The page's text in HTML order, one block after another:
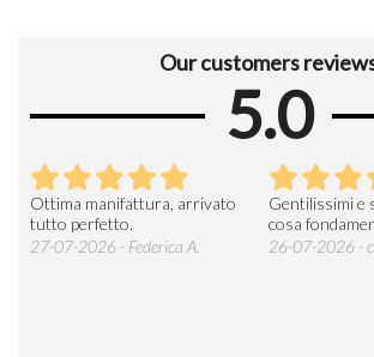
Our customers
5.0
Ottima manifattura, arrivato
tutto perfetto.
27-07-2026 - Federica A.
Gentilissimi e
cosa
26-07-2026 -